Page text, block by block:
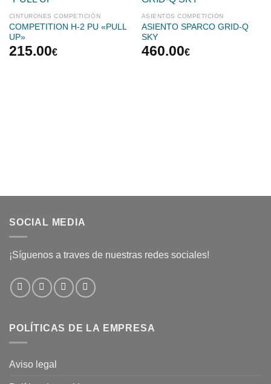
CINTURONES COMPETICIÓN
COMPETITION H-2 PU «PULL
UP»
215.00€
ASIENTOS COMPETICIÓN
ASIENTO SPARCO GRID-Q
SKY
460.00€
SOCIAL MEDIA
¡Síguenos a traves de nuestras redes sociales!
POLÍTICAS DE LA EMPRESA
Aviso legal